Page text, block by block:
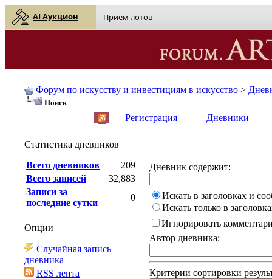
AI Аукцион Прием лотов
Форум по искусству и инвестициям в искусство >
Поиск
Регистрация Дневники
Дневник содержит:
Искать в заголовках и
Искать только в
Игнорировать
Автор дневника:
Критерии сортировки
Статистика дневников
Всего дневников
209
Всего записей
32,883
Записи за
последние сутки
0
Опции
Случайная запись
дневника
RSS лента